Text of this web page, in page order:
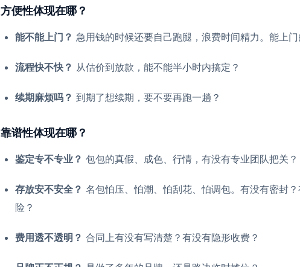
方便性体现在哪？
能不能上门？ 急用钱的时候还要自己跑腿，浪费时间精力。能上门
流程快不快？ 从估价到放款，能不能半小时内搞定？
续期麻烦吗？ 到期了想续期，要不要再跑一趟？
靠谱性体现在哪？
鉴定专不专业？ 包包的真假、成色、行情，有没有专业团队把关？
存放安不安全？ 名包怕压、怕潮、怕刮花、怕调包。有没有密封
险？
费用透不透明？ 合同上有没有写清楚？有没有隐形收费？